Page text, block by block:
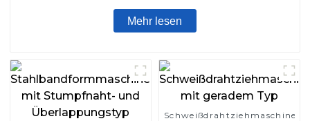
Mehr lesen
Schweißdrahtziehmaschine